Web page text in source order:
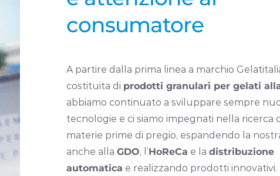
consumatore
A partire dalla prima linea a marchio
costituita di prodotti granulari per gelati
abbiamo continuato a sviluppare sempre
tecnologie e ci siamo impegnati nella ricerca
materie prime di pregio, espandendo la
anche allaGDO, l’HoReCa e ladistribuzione
automatica e realizzando prodotti innovativi.